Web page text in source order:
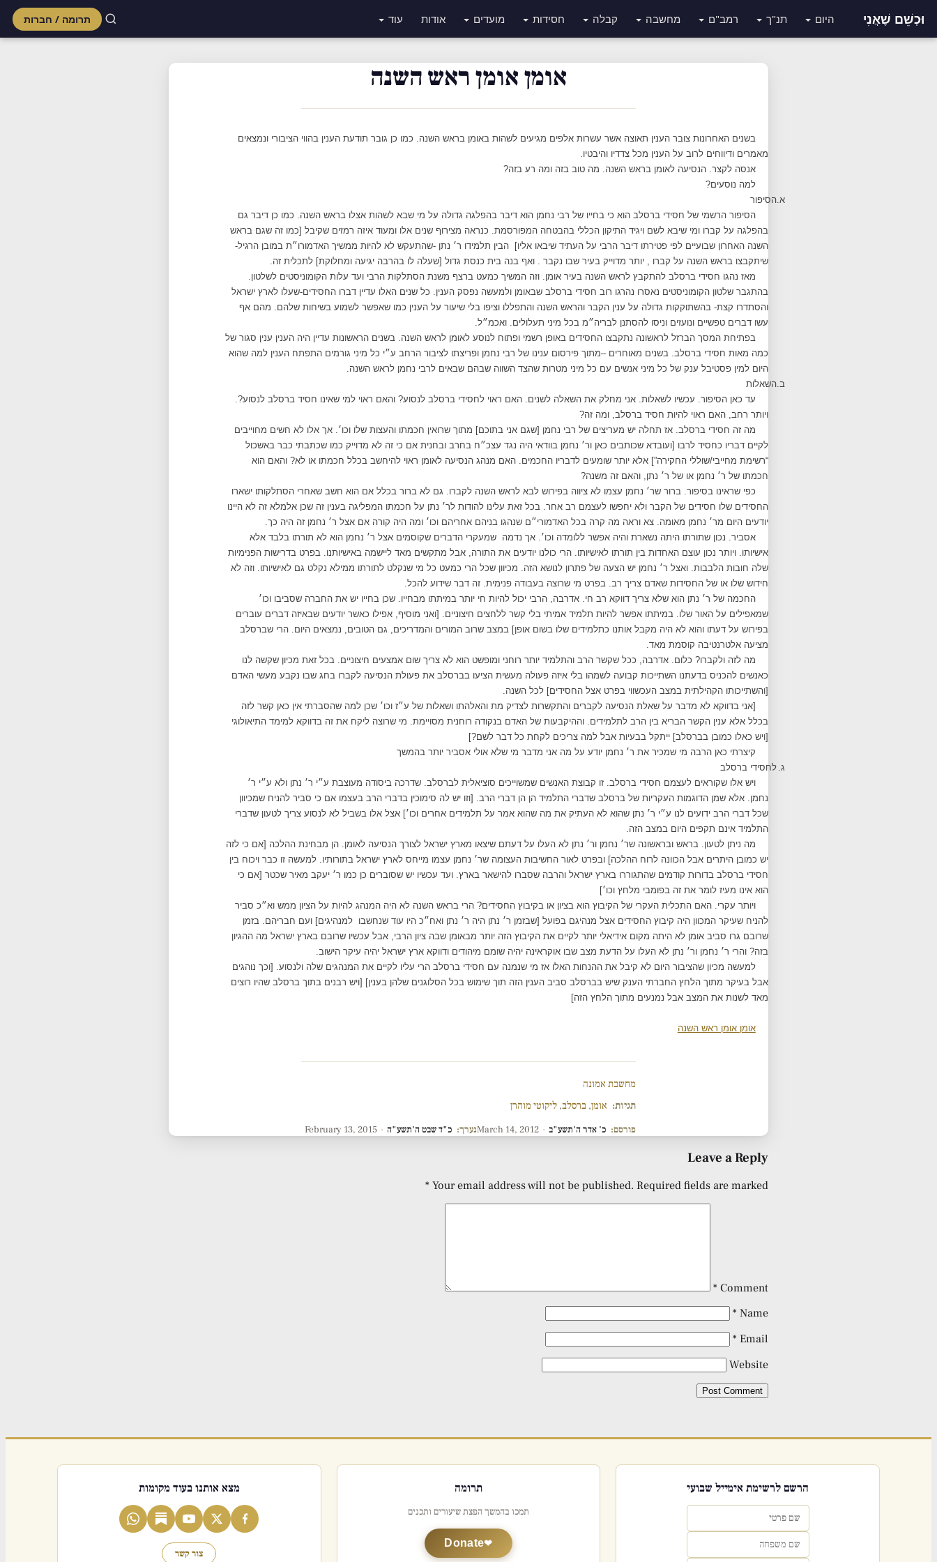
וּכְשֵׁם שֶׁאֲנִי היום תנ"ך רמב"ם מחשבה קבלה חסידות מועדים אודות עוד תרומה / חברות
אומן אומן ראש השנה
בשנים האחרונות צובר הענין תאוצה אשר עשרות אלפים מגיעים לשהות באומן בראש השנה. כמו כן גובר תודעת הענין בהווי הציבורי ונמצאים
מאמרים ודיווחים לרוב על הענין מכל צדדיו והיבטיו.
אנסה לקצר. הנסיעה לאומן בראש השנה. מה טוב בזה ומה רע בזה?
למה נוסעים?
א.הסיפור
הסיפור הרשמי של חסידי ברסלב הוא כי בחייו של רבי נחמן הוא דיבר בהפלגה גדולה על מי שבא לשהות אצלו בראש השנה. כמו כן דיבר גם
בהפלגה על קברו ומי שיבא לשם ויגיד התיקון הכללי בהבטחה המפורסמת. כנראה מצירוף שנים אלו ומעוד איזה רמזים שקיבל [כמו זה שגם בראש
השנה האחרון שבועיים לפי פטירתו דיבר הרבי על העתיד שיבאו אליו] הבין תלמידו ר׳ נתן -שהתעקש לא להיות ממשיך האדמורו״ת במובן הרגיל-
שיתקבצו בראש השנה על קברו , יותר מדוייק בעיר שבו נקבר . ואף בנה בית כנסת גדול [שעלה לו בהרבה יגיעה ומחלוקת] לתכלית זה.
מאז נהגו חסידי ברסלב להתקבץ לראש השנה בעיר אומן. וזה המשיך כמעט ברצף משנת הסתלקות הרבי ועד עלות הקומוניסטים לשלטון.
בהתגבר שלטון הקומוניסטים נאסרו נהרגו רוב חסידי ברסלב שבאומן ולמעשה נפסק הענין. כל שנים האלו עדיין דברו החסידים-שעלו לארץ ישראל
והסתדרו קצת- בהשתוקקות גדולה על ענין הקבר והראש השנה והתפללו וציפו בלי שיעור על הענין כמו שאפשר לשמוע בשיחות שלהם. מהם אף
עשו דברים טפשיים ונועזים וניסו להסתנן לבריה״מ בכל מיני תעלולים. ואכמ״ל.
בפתיחת המסך הברזל לראשונה נתקבצו החסידים באופן רשמי ופתוח לנוסע לאומן לראש השנה. בשנים הראשונות עדיין היה הענין ענין סגור של
כמה מאות חסידי ברסלב. בשנים מאוחרים –מתוך פירסום ענינו של רבי נחמן ופריצתו לציבור הרחב ע״י כל מיני גורמים התפתח הענין למה שהוא
היום למין פסטיבל ענק של כל מיני אנשים עם כל מיני מטרות שהצד השווה שבהם שבאים לרבי נחמן לראש השנה.
ב.השאלות
עד כאן הסיפור. עכשיו לשאלות. אני מחלק את השאלה לשנים. האם ראוי לחסידי ברסלב לנסוע? והאם ראוי למי שאינו חסיד ברסלב לנסוע?.
ויותר רחב, האם ראוי להיות חסיד ברסלב, ומה זה?
מה זה חסידי ברסלב. אז תחלה יש מעריצים של רבי נחמן [שגם אני בתוכם] מתוך שרואין חכמתו והעצות שלו וכו׳. אך אלו לא חשים מחוייבים
לקיים דבריו כחסיד לרבו [ועובדא שכותבים כאן ור׳ נחמן בוודאי היה נגד עצכ״ח בחרב ובחנית אם כי זה לא מדוייק כמו שכתבתי כבר באשכול
“רשימת מחייבי/שוללי החקירה”] אלא יותר שומעים לדבריו החכמים. האם מנהג הנסיעה לאומן ראוי להיחשב בכלל חכמתו או לא? והאם הוא
חכמתו של ר׳ נחמן או של ר׳ נתן, והאם זה משנה?
כפי שראינו בסיפור. ברור שר׳ נחמן עצמו לא ציווה בפירוש לבא לראש השנה לקברו. גם לא ברור בכלל אם הוא חשב שאחרי הסתלקותו ישארו
החסידים שלו חסידים של הקבר ולא יחפשו לעצמם רב אחר. בכל זאת עלינו להודות לר׳ נתן על חכמתו המפליגה בענין זה שכן אלמלא זה לא היינו
יודעים היום מר׳ נחמן מאומה. צא וראה מה קרה בכל האדמורי״ם שנהגו בניהם אחריהם וכו׳ ומה היה קורה אם אצל ר׳ נחמן זה היה כך.
אסביר. נכון שתורתו היתה נשארת והיה אפשר ללומדה וכו׳. אך נדמה שמעקרי הדברים שקוסמים אצל ר׳ נחמן הוא לא תורתו בלבד אלא
אישיותו. ויותר נכון עוצם האחדות בין תורתו לאישיותו. הרי כולנו יודעים את התורה, אבל מתקשים מאד ליישמה באישיותנו. בפרט בדרישות הפנימיות
שלה חובות הלבבות. ואצל ר׳ נחמן יש הצעה של פתרון לנושא הזה. מכיוון שכל הרי כמעט כל מי שנקלט לתורתו ממילא נקלט גם לאישיותו. וזה לא
חידוש שלו או של החסידות שאדם צריך רב. בפרט מי שרוצה בעבודה פנימית. זה דבר שידוע להכל.
החכמה של ר׳ נתן הוא שלא צריך דווקא רב חי. אדרבה, הרבי יכול להיות חי יותר במיתתו מבחייו. שכן בחייו יש את החברה שסביבו וכו׳
שמאפילים על האור שלו. במיתתו אפשר להיות תלמיד אמיתי בלי קשר ללחצים חיצוניים. [ואני מוסיף, אפילו כאשר יודעים שבאיזה דברים עוברים
בפירוש על דעתו והוא לא היה מקבל אותנו כתלמידים שלו בשום אופן] במצב שרוב המורים והמדריכים, גם הטובים, נמצאים היום. הרי שברסלב
מציעה אלטרנטיבה קוסמת מאד.
מה לזה ולקברו? כלום. אדרבה, ככל שקשר הרב והתלמיד יותר רוחני ומופשט הוא לא צריך שום אמצעים חיצוניים. בכל זאת מכיון שקשה לנו
כאנשים להכניס בדעתנו השתייכות קבועה לשמהו בלי איזה פעולה מעשית הציעו בברסלב את פעולת הנסיעה לקברו בחג שבו נקבע מעשי האדם
[והשתייכותו הקהילתית במצב העכשווי בפרט אצל החסידים] לכל השנה.
[אני בדווקא לא מדבר על שאלת הנסיעה לקברים והתקשרות לצדיק מת והאלהתו ושאלות של ע״ז וכו׳ שכן למה שהסברתי אין כאן קשר לזה
בכלל אלא ענין הקשר הבריא בין הרב לתלמידים. וההיקבעות של האדם בנקודה רוחנית מסויימת. מי שרוצה ליקח את זה בדווקא למימד התיאולוגי
[ויש כאלו כמובן בברסלב] ייתקל בבעיות אבל למה צריכים לקחת כל דבר לשם?]
קיצרתי כאן הרבה מי שמכיר את ר׳ נחמן יודע על מה אני מדבר מי שלא אולי אסביר יותר בהמשך
ג. לחסידי ברסלב
ויש אלו שקוראים לעצמם חסידי ברסלב. זו קבוצת האנשים שמשוייכים סוציאלית לברסלב. שדרכה ביסודה מעוצבת ע״י ר׳ נתן ולא ע״י ר׳
נחמן. אלא שמן הדוגמות העקריות של ברסלב שדברי התלמיד הן הן דברי הרב. [וזו יש לה סימוכין בדברי הרב בעצמו אם כי סביר להניח שמכיוון
שכל דברי הרב ידועים לנו ע״י ר׳ נתן שהוא לא העתיק את מה שהוא אמר על תלמידים אחרים וכו׳] אצל אלו בשביל לא לנסוע צריך לטעון שדברי
התלמיד אינם תקפים היום במצב הזה.
מה ניתן לטעון. בראש ובראשונה שר׳ נחמן ור׳ נתן לא העלו על דעתם שיצאו מארץ ישראל לצורך הנסיעה לאומן. הן מבחינת ההלכה [אם כי לזה
יש כמובן היתרים אבל הכוונה לרוח ההלכה] ובפרט לאור החשיבות העצומה שר׳ נחמן עצמו מייחס לארץ ישראל בתורותיו. למעשה זו כבר ויכוח בין
חסידי ברסלב בדורות קודמים שהתגוררו בארץ ישראל והרבה שסברו להישאר בארץ. ועד עכשיו יש שסוברים כן כמו ר׳ יעקב מאיר שכטר [אם כי
הוא אינו מעיז לומר את זה בפומבי מלחץ וכו׳]
ויותר עקרי. האם התכלית העקרי של הקיבוץ הוא בציון או בקיבוץ החסידים? הרי בראש השנה לא היה המנהג להיות על הציון ממש וא״כ סביר
להניח שעיקר המכוון היה קיבוץ החסידים אצל מנהיגם בפועל [שבזמן ר׳ נתן היה ר׳ נתן ואח״כ היו עוד שנחשבו למנהיגים] ועם חבריהם. בזמן
שרובם גרו סביב אומן לא היתה מקום אידיאלי יותר לקיים את הקיבוץ הזה יותר מבאומן שבה ציון הרבי, אבל עכשיו שרובם בארץ ישראל מה ההגיון
בזה? והרי ר׳ נחמן ור׳ נתן לא העלו על הדעת מצב שבו אוקראינה יהיה שומם מיהודים ודווקא ארץ ישראל יהיה עיקר הישוב.
למעשה מכיון שהציבור היום לא קיבל את ההנחות האלו אז מי שנמנה עם חסידי ברסלב הרי עליו לקיים את המנהגים שלה ולנסוע. [וכך נוהגים
אבל בעיקר מתוך הלחץ החברתי הענק שיש בברסלב סביב הענין הזה תוך שימוש בכל הסלוגנים שלהן בענין] [ויש רבנים בתוך ברסלב שהיו רוצים
מאד לשנות את המצב אבל נמנעים מתוך הלחץ הזה]
אומן אומן ראש השנה
מחשבת אמונה
תגיות: אומן, ברסלב, ליקוטי מוהרן
פורסם: כ' אדר ה'תשע"ב ·
March 14, 2012נערך: כ"ד שבט ה'תשע"ה ·
February 13, 2015
Leave a Reply
Your email address will not be published. Required fields are marked
*
Comment
*
Name
*
Email
*
Website
הרשם לרשימת אימייל שבועי תרומה
תמכו בהמשך הפצת שיעורים ותכנים
Donate
מצא אותנו בעוד מקומות
צור קשר